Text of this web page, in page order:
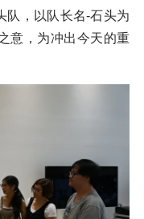
队，以队长名-石头为
意，为冲出今天的重